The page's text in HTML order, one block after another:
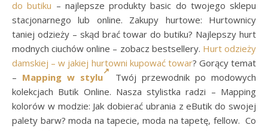
do butiku – najlepsze produkty basic do twojego sklepu
stacjonarnego lub online. Zakupy hurtowe: Hurtownicy
taniej odzieży – skąd brać towar do butiku? Najlepszy hurt
modnych ciuchów online – zobacz bestsellery. Hurt odzieży
damskiej – w jakiej hurtowni kupować towar? Gorący temat
– Mapping w stylu
Twój przewodnik po modowych
kolekcjach Butik Online. Nasza stylistka radzi – Mapping
kolorów w modzie: Jak dobierać ubrania z eButik do swojej
palety barw? moda na tapecie, moda na tapetę, fellow. Co